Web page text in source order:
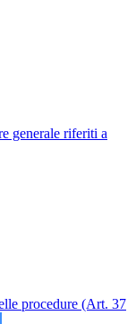
generale riferiti a
procedure (Art. 37